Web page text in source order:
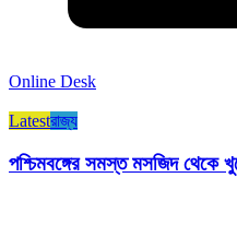
Online Desk
Latestরাজ্য​
পশ্চিমবঙ্গের সমস্ত মসজিদ থেকে